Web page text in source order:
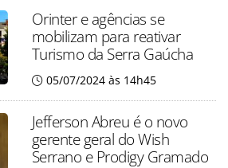
Orinter e agências se
mobilizam para reativar
Turismo da Serra Gaúcha
05/07/2024 às 14h45
Jefferson Abreu é o novo
gerente geral do Wish
Serrano e Prodigy Gramado